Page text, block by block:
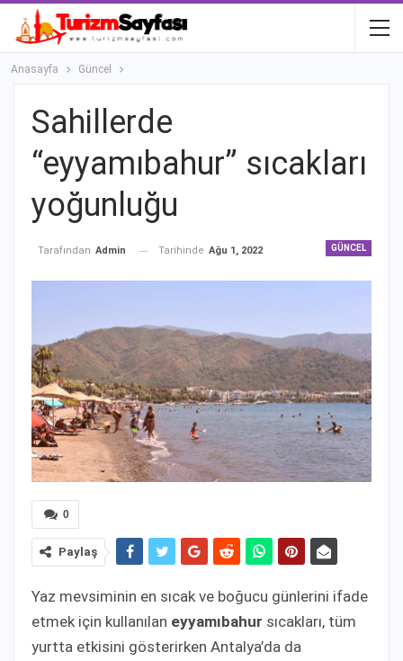
Anasayfa Güncel
Sahillerde
“eyyamıbahur” sıcakları
yoğunluğu
GÜNCEL
Tarafından Admin Tarihinde Ağu 1, 2022
0
Paylaş
Yaz mevsiminin en sıcak ve boğucu günlerini ifade
etmek için kullanılan eyyamıbahur sıcakları, tüm
yurtta etkisini gösterirken Antalya’da da